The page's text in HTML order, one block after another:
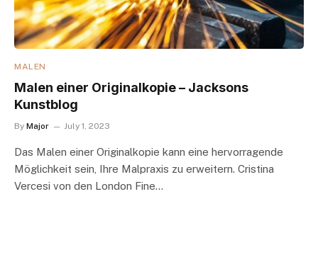
MALEN
Malen einer Originalkopie – Jacksons
Kunstblog
By Major July 1, 2023
Das Malen einer Originalkopie kann eine hervorragende
Möglichkeit sein, Ihre Malpraxis zu erweitern. Cristina
Vercesi von den London Fine…